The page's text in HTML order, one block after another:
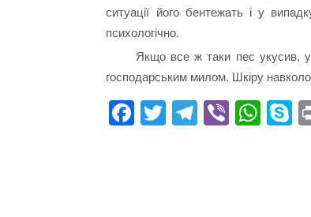
ситуації його бентежать і у
психологічно.
Якщо все ж таки пес укусив,
господарським милом. Шкіру
Fa T
Te Vi
W
S